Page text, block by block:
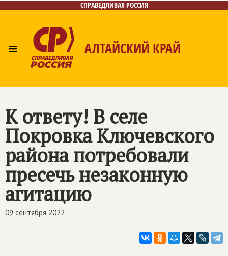
СПРАВЕДЛИВАЯ РОССИЯ
≡ АЛТАЙСКИЙ КРАЙ
Контакты
К ответу! В селе
Покровка Ключевского
района потребовали
пресечь незаконную
агитацию
09 сентября 2022